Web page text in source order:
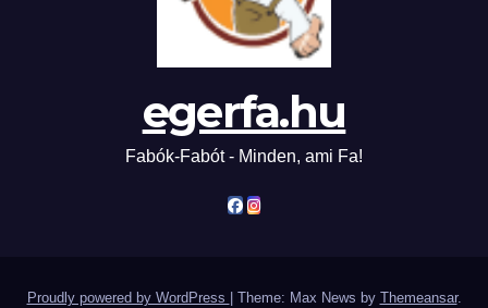
egerfa.hu
Fabók-Fabót - Minden, ami Fa!
Proudly powered by WordPress Theme: Max News by Themeansar.